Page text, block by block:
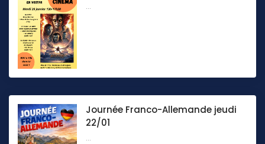
...
Journée Franco-Allemande jeudi
22/01
...